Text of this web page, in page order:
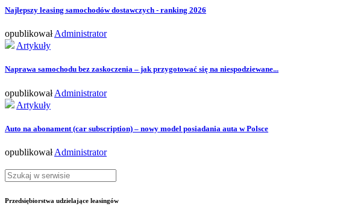
Najlepszy leasing samochodów dostawczych - ranking 2026
opublikował Administrator
Artykuły
Naprawa samochodu bez zaskoczenia – jak przygotować się na niespodziewane...
opublikował Administrator
Artykuły
Auto na abonament (car subscription) – nowy model posiadania auta w Polsce
opublikował Administrator
Przedsiębiorstwa udzielające leasingów